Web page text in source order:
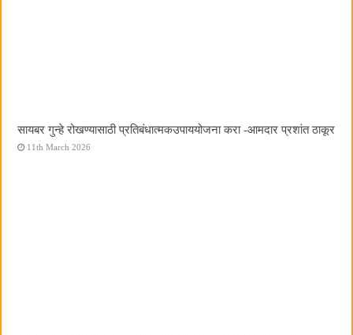
सायबर गुन्हे रोखण्यासाठी प्रतिबंधात्मकउपाययोजना करा -आमदार प्रशांत ठाकूर
11th March 2026